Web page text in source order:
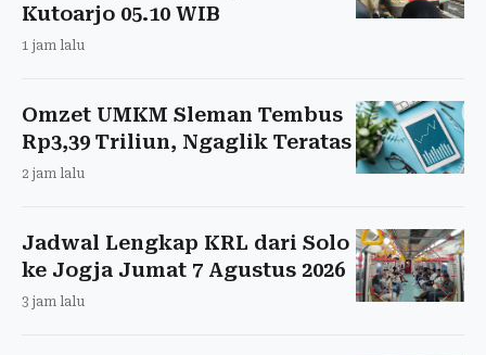
Kutoarjo 05.10 WIB
1 jam lalu
Omzet UMKM Sleman Tembus
Rp3,39 Triliun, Ngaglik Teratas
2 jam lalu
Jadwal Lengkap KRL dari Solo
ke Jogja Jumat 7 Agustus 2026
3 jam lalu